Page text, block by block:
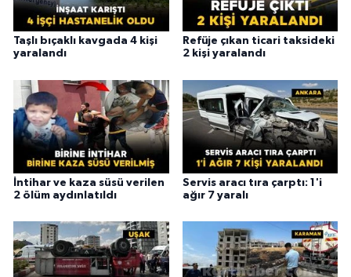
Taşlı bıçaklı kavgada 4 kişi
yaralandı
Refüje çıkan ticari taksideki
2 kişi yaralandı
İntihar ve kaza süsü verilen
2 ölüm aydınlatıldı
Servis aracı tıra çarptı: 1'i
ağır 7 yaralı